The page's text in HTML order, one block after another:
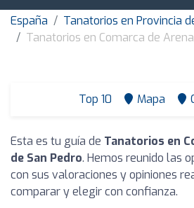
España
Tanatorios en Provincia
Tanatorios en Comarca de
Top 10 Mapa
Esta es tu guía de Tanatorios en
de San Pedro. Hemos reunido las
con sus valoraciones y opiniones
comparar y elegir con confianza.